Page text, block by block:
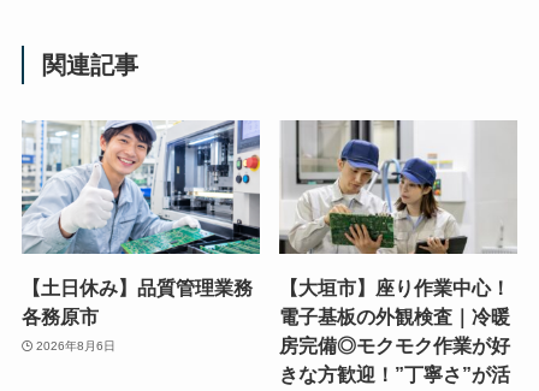
関連記事
【土日休み】品質管理業務
各務原市
2026年8月6日
【大垣市】座り作業中心！
電子基板の外観検査｜冷暖
房完備◎モクモク作業が好
きな方歓迎！”丁寧さ”が活